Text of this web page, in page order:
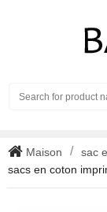
Maison sac
sacs en coton